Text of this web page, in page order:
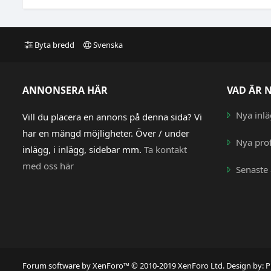
Byta bredd Svenska
ANNONSERA HÄR
Vill du placera en annons på denna sida? Vi
har en mängd möjligheter. Över / under
inlägg, i inlägg, sidebar mm. Ta kontakt
med oss här
VAD ÄR
Nya
Nya
Forum software by XenForo™© 2010-2019 XenForo Ltd. Design by: